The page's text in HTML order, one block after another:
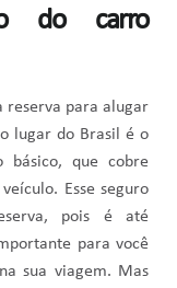
do carro
reserva para alugar
lugar do Brasil é o
básico, que cobre
Esse seguro
pois é até
para você
sua viagem. Mas